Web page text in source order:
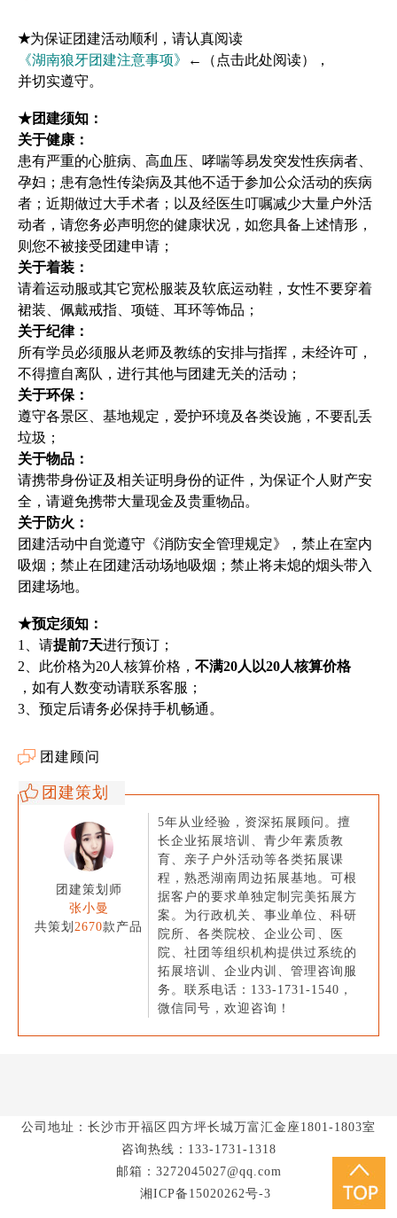
★为保证团建活动顺利，请认真阅读
《湖南狼牙团建注意事项》
←（点击此处阅读），
并切实遵守。
★团建须知：
关于健康：
患有严重的心脏病、高血压、哮喘等易发突发性疾病者、
孕妇；患有急性传染病及其他不适于参加公众活动的疾病
者；近期做过大手术者；以及经医生叮嘱减少大量户外活
动者，请您务必声明您的健康状况，如您具备上述情形，
则您不被接受团建申请；
关于着装：
请着运动服或其它宽松服装及软底运动鞋，女性不要穿着
裙装、佩戴戒指、项链、耳环等饰品；
关于纪律：
所有学员必须服从老师及教练的安排与指挥，未经许可，
不得擅自离队，进行其他与团建无关的活动；
关于环保：
遵守各景区、基地规定，爱护环境及各类设施，不要乱丢
垃圾；
关于物品：
请携带身份证及相关证明身份的证件，为保证个人财产安
全，请避免携带大量现金及贵重物品。
关于防火：
团建活动中自觉遵守《消防安全管理规定》，禁止在室内
吸烟；禁止在团建活动场地吸烟；禁止将未熄的烟头带入
团建场地。
★预定须知：
1、请提前7天进行预订；
2、此价格为20人核算价格， 不满20人以20人核算价格
，如有人数变动请联系客服；
3、预定后请务必保持手机畅通。
团建顾问
团建策划
团建策划师
张小曼
共策划 2670款产品
5年从业经验，资深拓展顾问。擅
长企业拓展培训、青少年素质教
育、亲子户外活动等各类拓展课
程，熟悉湖南周边拓展基地。可根
据客户的要求单独定制完美拓展方
案。为行政机关、事业单位、科研
院所、各类院校、企业公司、医
院、社团等组织机构提供过系统的
拓展培训、企业内训、管理咨询服
务。联系电话：133-1731-1540，
微信同号，欢迎咨询！
公司地址：长沙市开福区四方坪长城万富汇金座1801-1803室
咨询热线：133-1731-1318
邮箱：3272045027@qq.com
湘ICP备15020262号-3